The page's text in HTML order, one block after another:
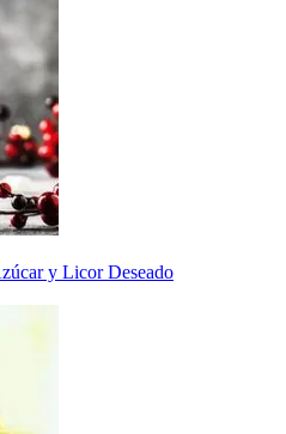
y Licor Deseado